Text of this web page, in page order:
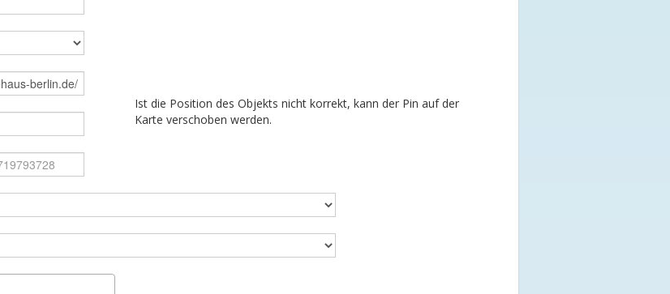
Ist die Position des Objekts nicht korrekt, kann der Pin auf der
Karte verschoben werden.